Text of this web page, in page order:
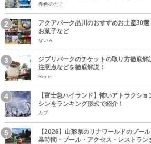
赤色のたこ
アクアパーク品川のおすすめお土産30
お菓子など
ないん
ジブリパークのチケットの取り方徹底解
注意点などを徹底解説！
Rene
【富士急ハイランド】怖いアトラクシ
シンをランキング形式で紹介！
カブ
【2026】山形県のリナワールドのプー
業時間・プール・アクセス・レストラン